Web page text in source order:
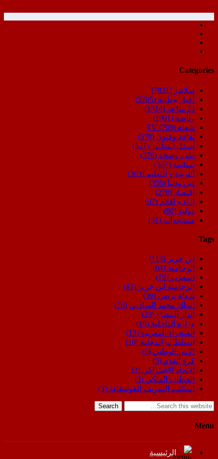
Categories
سلايدر (7831)
أخبار وطنية (5705)
24 ساعة
(1314)
رياضة (1001)
شعلة TV (709)
ثقافة وفنون (578)
أسفل السليدر (527)
طب وصحة (376)
سياسة (367)
التربية و التعليم (363)
دين ودنيا (356)
اقتصاد (278)
اراء و اقلام (97)
دولية (90)
مستجدات (61)
Tags
ابن جرير (113)
الرحامنة (94)
المغرب (79)
الرحامنة ابن جرير (41)
شعلة بريس (39)
الملك محمد السادس (26)
الدار البيضاء (23)
وزارة الداخلية (16)
الصحراء المغربية (13)
السلطات المحلية (10)
الامن الوطني (6)
كرة القدم (5)
الاتحاد الاشتراكي (3)
الخطاب الملكي (3)
المكتب الشريف للفوسفاط (3)
Search
Menu
الرئيسية